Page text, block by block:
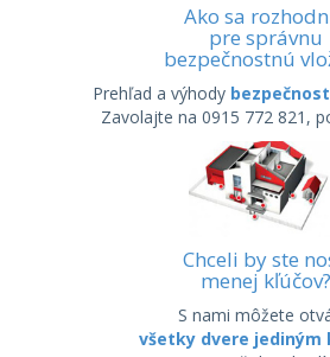
Ako sa
pre správnu
bezpečnostnú
Prehľad a výhody
Zavolajte na 0915 772 821,
Chceli by ste
menej kľúčov?
S nami môžete
všetky dvere jediným